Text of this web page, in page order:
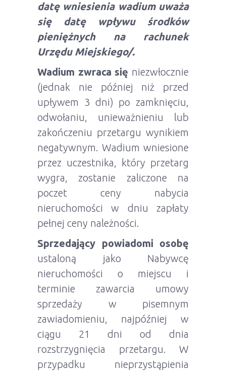
datę wniesienia wadium uważa
się datę wpływu środków
pieniężnych na rachunek
Urzędu Miejskiego/.
Wadium zwraca się niezwłocznie
(jednak nie później niż przed
upływem 3 dni) po zamknięciu,
odwołaniu, unieważnieniu lub
zakończeniu przetargu wynikiem
negatywnym. Wadium wniesione
przez uczestnika, który przetarg
wygra, zostanie zaliczone na
poczet ceny nabycia
nieruchomości w dniu zapłaty
pełnej ceny należności.
Sprzedający powiadomi osobę
ustaloną jako Nabywcę
nieruchomości o miejscu i
terminie zawarcia umowy
sprzedaży w pisemnym
zawiadomieniu, najpóźniej w
ciągu 21 dni od dnia
rozstrzygnięcia przetargu. W
przypadku nieprzystąpienia